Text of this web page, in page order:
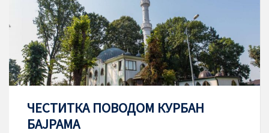
ЧЕСТИТКА ПОВОДОМ КУРБАН
БАЈРАМА